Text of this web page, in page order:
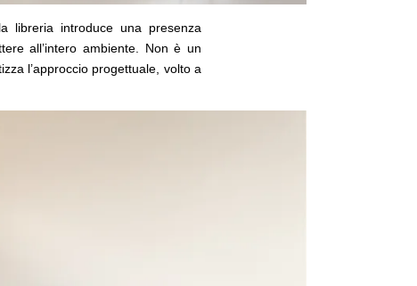
libreria introduce una presenza
all’intero ambiente. Non è un
l’approccio progettuale, volto a